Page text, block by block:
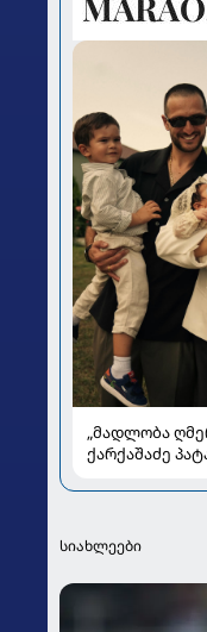
„მადლობა
ქარქაშაძე
სიახლეები